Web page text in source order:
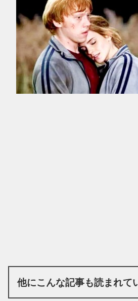
他にこんな記事も読まれて